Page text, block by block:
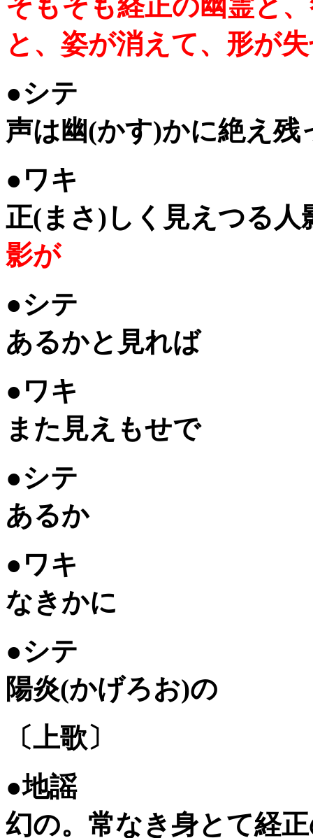
と、姿が消えて、形が
●シテ
声は幽(かす)かに絶
●ワキ
正(まさ)しく見えつ
影が
●シテ
あるかと見
●ワキ
また見えも
●シテ
ある
●ワキ
なき
●シテ
陽炎(か
〔上歌〕
●地謡
幻の。常なき身とて経